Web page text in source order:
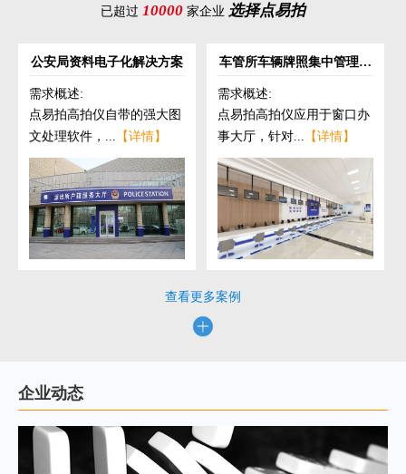
已超过 10000 家企业 选择点易拍
公安局资料电子化解决方案
需求概述:
点易拍高拍仪自带的强大图
文处理软件，... 【详情】
车管所车辆牌照集中管理解
需求概述:
点易拍高拍仪应用于窗口办
事大厅，针对... 【详情】
查看更多案例
企业动态